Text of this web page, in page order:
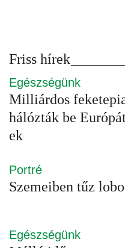
Friss hírek
Egészségünk
Milliárdos
hálózták be
ek
Portré
Szemeiben tűz
Egészségünk